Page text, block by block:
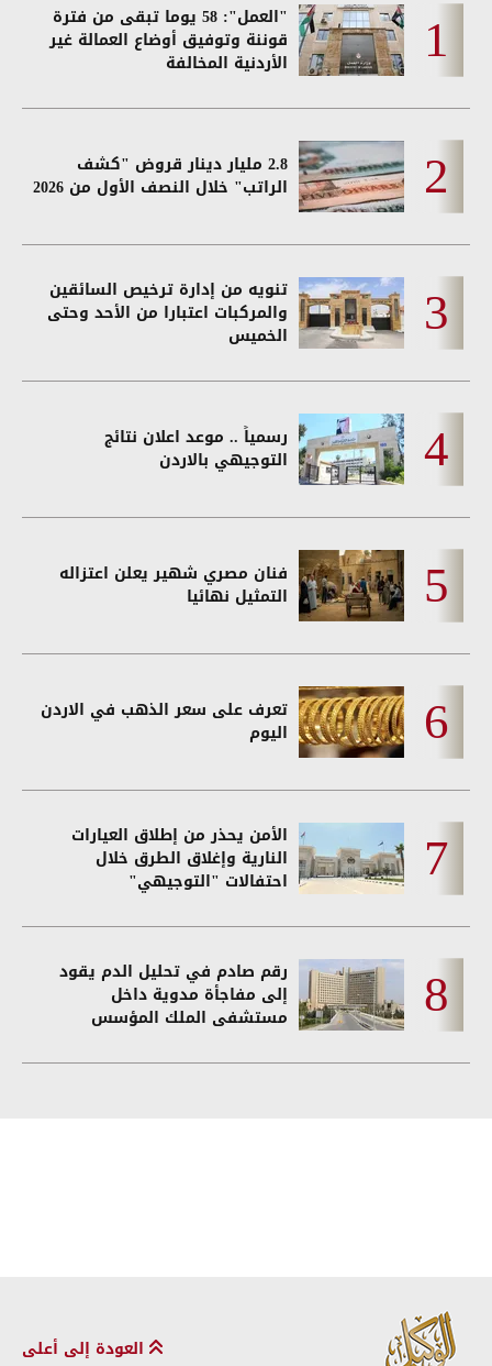
"العمل": 58 يوما تبقى من فترة
قوننة وتوفيق أوضاع العمالة غير
الأردنية المخالفة
2.8 مليار دينار قروض "كشف
الراتب" خلال النصف الأول من 2026
تنويه من إدارة ترخيص السائقين
والمركبات اعتبارا من الأحد وحتى
الخميس
رسمياً .. موعد اعلان نتائج
التوجيهي بالاردن
فنان مصري شهير يعلن اعتزاله
التمثيل نهائيا
تعرف على سعر الذهب في الاردن
اليوم
الأمن يحذر من إطلاق العيارات
النارية وإغلاق الطرق خلال
احتفالات "التوجيهي"
رقم صادم في تحليل الدم يقود
إلى مفاجأة مدوية داخل
مستشفى الملك المؤسس
العودة إلى أعلى